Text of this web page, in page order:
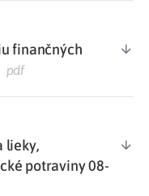
finančných
pdf
lieky,
potraviny 08-